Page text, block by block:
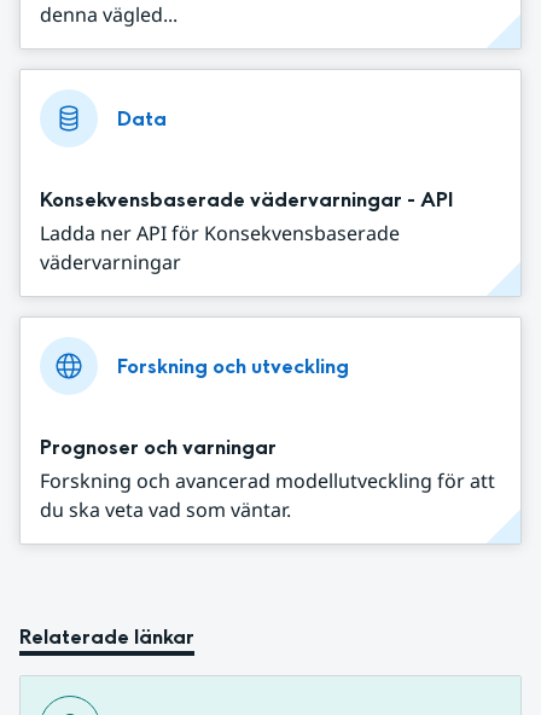
denna vägled...
Data
Konsekvensbaserade vädervarningar - API
Ladda ner API för Konsekvensbaserade
vädervarningar
Forskning och utveckling
Prognoser och varningar
Forskning och avancerad modellutveckling för att
du ska veta vad som väntar.
Relaterade länkar